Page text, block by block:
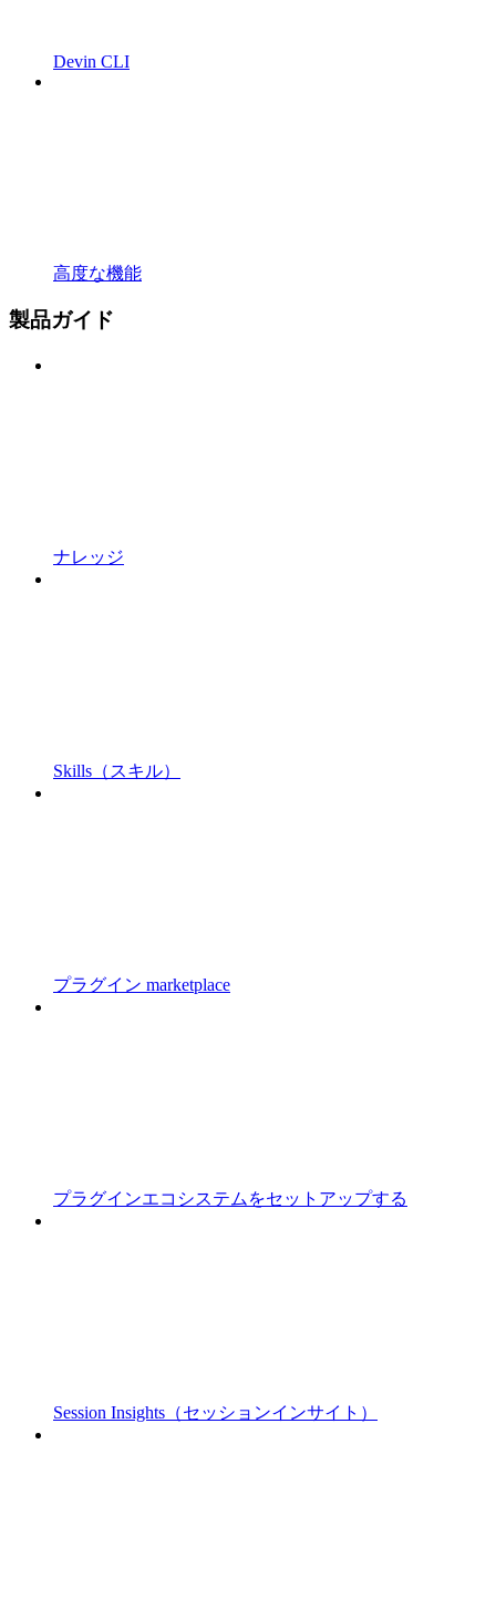
Devin CLI
高度な機能
製品ガイド
ナレッジ
Skills（スキル）
プラグイン marketplace
プラグインエコシステムをセットアップする
Session Insights（セッションインサイト）